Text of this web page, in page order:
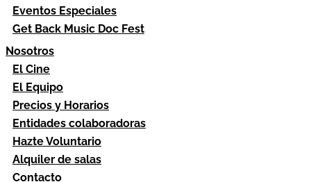
Eventos Especiales
Get Back Music Doc Fest
Nosotros
El Cine
El Equipo
Precios y Horarios
Entidades colaboradoras
Hazte Voluntario
Alquiler de salas
Contacto